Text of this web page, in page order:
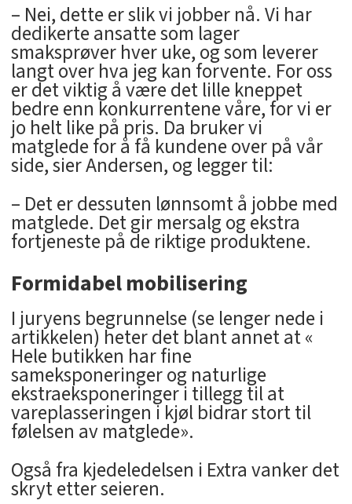
– Nei, dette er slik vi jobber nå. Vi har
dedikerte ansatte som lager
smaksprøver hver uke, og som leverer
langt over hva jeg kan forvente. For oss
er det viktig å være det lille kneppet
bedre enn konkurrentene våre, for vi er
jo helt like på pris. Da bruker vi
matglede for å få kundene over på vår
side, sier Andersen, og legger til:
– Det er dessuten lønnsomt å jobbe med
matglede. Det gir mersalg og ekstra
fortjeneste på de riktige produktene.
Formidabel mobilisering
I juryens begrunnelse (se lenger nede i
artikkelen) heter det blant annet at «
Hele butikken har fine
sameksponeringer og naturlige
ekstraeksponeringer i tillegg til at
vareplasseringen i kjøl bidrar stort til
følelsen av matglede».
Også fra kjedeledelsen i Extra vanker det
skryt etter seieren.